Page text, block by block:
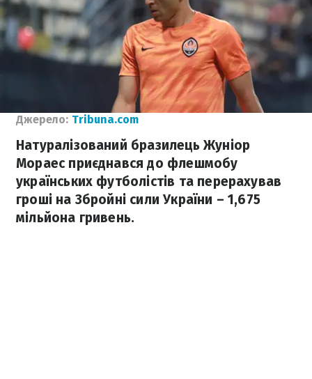
Джерело: Tribuna.com
Натуралізований бразилець Жуніор
Мораес приєднався до флешмобу
українських футболістів та перерахував
гроші на Збройні сили України – 1,675
мільйона гривень.